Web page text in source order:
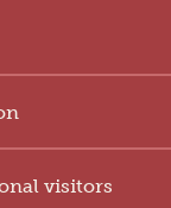
visitors